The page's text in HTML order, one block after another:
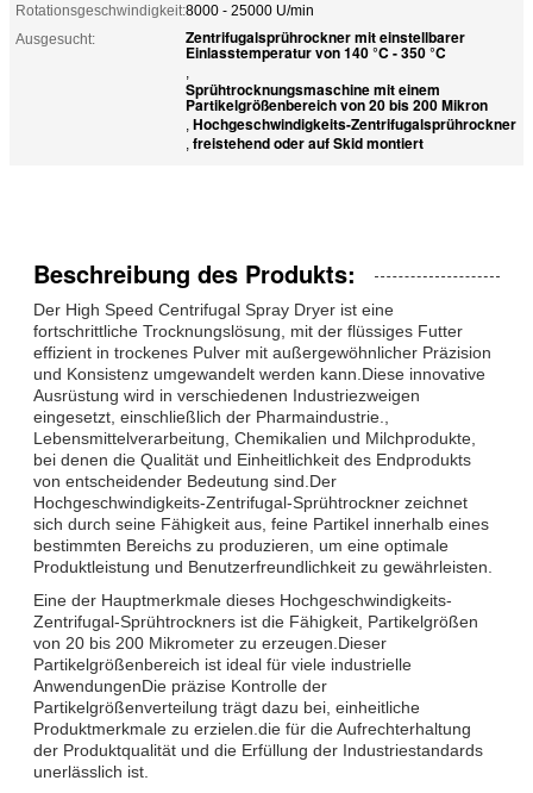
Rotationsgeschwindigkeit:8000 - 25000 U/min
Ausgesucht:
Zentrifugalsprührockner mit einstellbarer
Einlasstemperatur von 140 °C - 350 °C
,
Sprühtrocknungsmaschine mit einem
Partikelgrößenbereich von 20 bis 200 Mikron
, Hochgeschwindigkeits-Zentrifugalsprührockner
, freistehend oder auf Skid montiert
Beschreibung des Produkts:
Der High Speed Centrifugal Spray Dryer ist eine
fortschrittliche Trocknungslösung, mit der flüssiges Futter
effizient in trockenes Pulver mit außergewöhnlicher Präzision
und Konsistenz umgewandelt werden kann.Diese innovative
Ausrüstung wird in verschiedenen Industriezweigen
eingesetzt, einschließlich der Pharmaindustrie.,
Lebensmittelverarbeitung, Chemikalien und Milchprodukte,
bei denen die Qualität und Einheitlichkeit des Endprodukts
von entscheidender Bedeutung sind.Der
Hochgeschwindigkeits-Zentrifugal-Sprühtrockner zeichnet
sich durch seine Fähigkeit aus, feine Partikel innerhalb eines
bestimmten Bereichs zu produzieren, um eine optimale
Produktleistung und Benutzerfreundlichkeit zu gewährleisten.
Eine der Hauptmerkmale dieses Hochgeschwindigkeits-
Zentrifugal-Sprühtrockners ist die Fähigkeit, Partikelgrößen
von 20 bis 200 Mikrometer zu erzeugen.Dieser
Partikelgrößenbereich ist ideal für viele industrielle
AnwendungenDie präzise Kontrolle der
Partikelgrößenverteilung trägt dazu bei, einheitliche
Produktmerkmale zu erzielen.die für die Aufrechterhaltung
der Produktqualität und die Erfüllung der Industriestandards
unerlässlich ist.